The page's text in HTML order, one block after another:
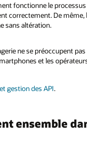
fonctionne le
correctement. De
sans altération.
ne se préoccupent
et les
gestion des API.
ensemble